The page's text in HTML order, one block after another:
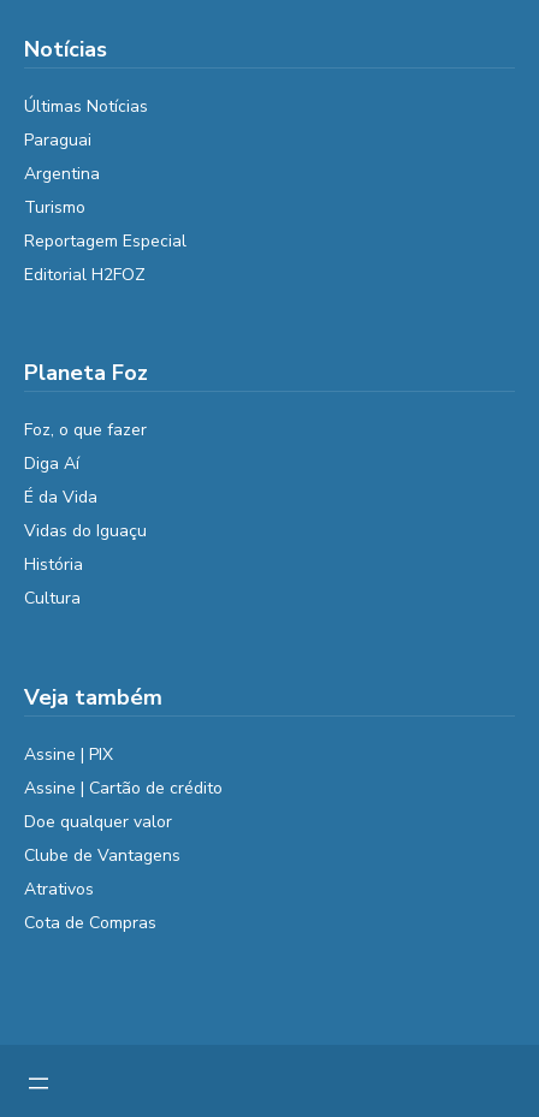
Notícias
Últimas Notícias
Paraguai
Argentina
Turismo
Reportagem Especial
Editorial H2FOZ
Planeta Foz
Foz, o que fazer
Diga Aí
É da Vida
Vidas do Iguaçu
História
Cultura
Veja também
Assine | PIX
Assine | Cartão de crédito
Doe qualquer valor
Clube de Vantagens
Atrativos
Cota de Compras